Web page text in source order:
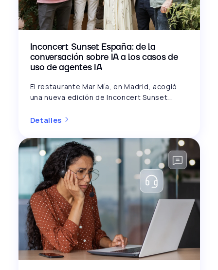
Inconcert Sunset España: de la
conversación sobre IA a los casos de
uso de agentes IA
El restaurante Mar Mía, en Madrid, acogió
una nueva edición de Inconcert Sunset...
Detalles